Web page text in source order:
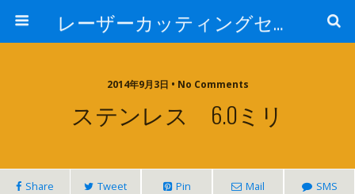
レーザーカッティングセンター 株式会社 中本鉄工所
2014年9月3日 • No Comments
ステンレス 6.0ミリ
Share Tweet Pin Mail SMS